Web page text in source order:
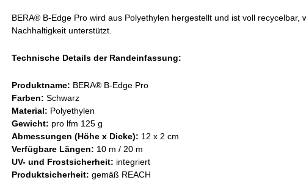
BERA® B-Edge Pro wird aus Polyethylen hergestellt und ist voll recycelbar,
Nachhaltigkeit unterstützt.
Technische Details der Randeinfassung:
Produktname: BERA® B-Edge Pro
Farben: Schwarz
Material: Polyethylen
Gewicht: pro lfm 125 g
Abmessungen (Höhe x Dicke): 12 x 2 cm
Verfügbare Längen: 10 m / 20 m
UV- und Frostsicherheit: integriert
Produktsicherheit: gemäß REACH